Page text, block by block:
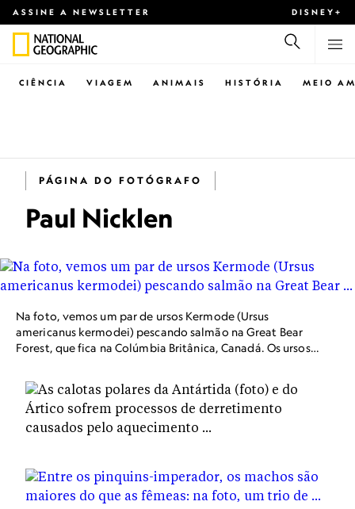
ASSINE A NEWSLETTER DISNEY+
CIÊNCIA VIAGEM ANIMAIS HISTÓRIA MEIO
PÁGINA DO FOTÓGRAFO
Paul Nicklen
Na foto, vemos um par de ursos Kermode (Ursus
americanus kermodei) pescando salmão na Great Bear
Forest, que fica na Colúmbia Britânica, Canadá. Os ursos
insetos e pequenos mamíferos, entre outras coisas.